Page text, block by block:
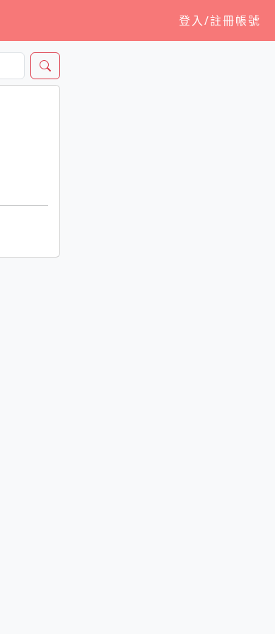
登入/註冊帳號